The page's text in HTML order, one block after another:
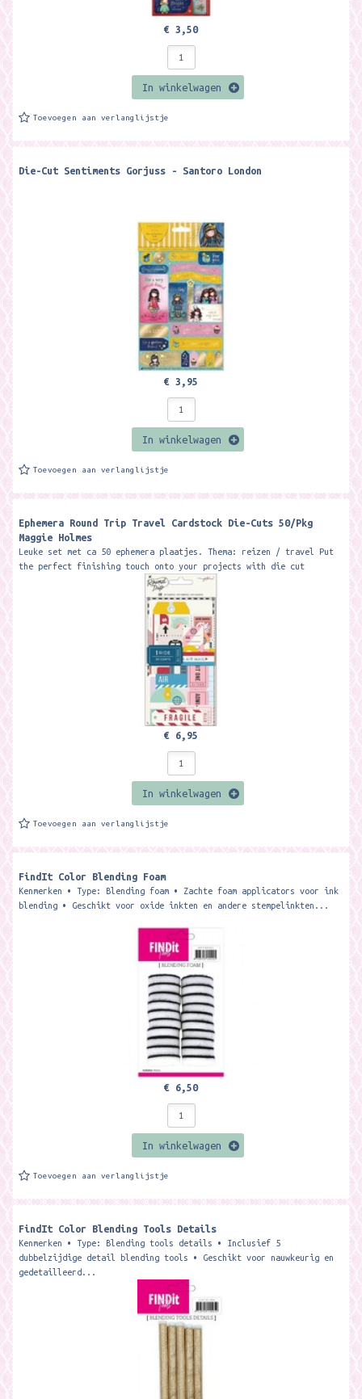
€ 3,50
In winkelwagen
Toevoegen aan verlanglijstje
Die-Cut Sentiments Gorjuss - Santoro London
€ 3,95
In winkelwagen
Toevoegen aan verlanglijstje
Ephemera Round Trip Travel Cardstock Die-Cuts 50/Pkg
Maggie Holmes
Leuke set met ca 50 ephemera plaatjes. Thema: reizen / travel Put
the perfect finishing touch onto your projects with die cut
€ 6,95
In winkelwagen
Toevoegen aan verlanglijstje
FindIt Color Blending Foam
Kenmerken • Type: Blending foam • Zachte foam applicators voor ink
blending • Geschikt voor oxide inkten en andere stempelinkten...
€ 6,50
In winkelwagen
Toevoegen aan verlanglijstje
FindIt Color Blending Tools Details
Kenmerken • Type: Blending tools details • Inclusief 5
dubbelzijdige detail blending tools • Geschikt voor nauwkeurig en
gedetailleerd...